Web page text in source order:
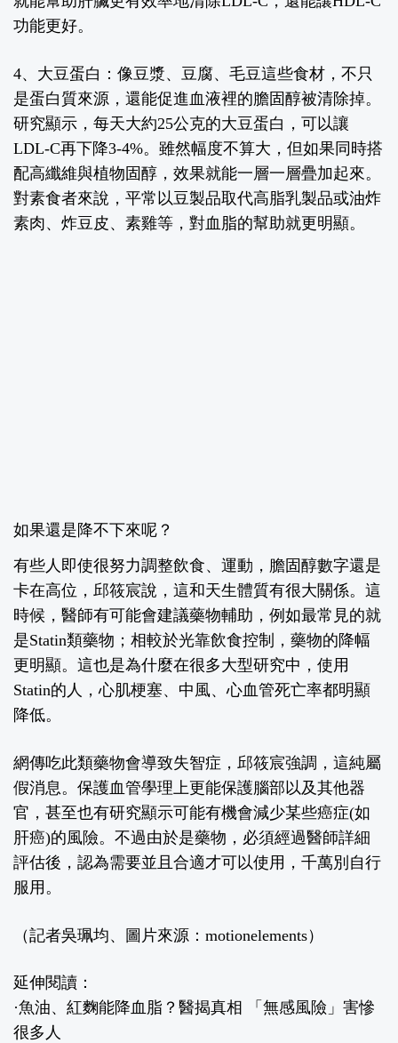
功能更好。
4、大豆蛋白： 像豆漿、豆腐、毛豆這些食材，不只
是蛋白質來源，還能促進血液裡的膽固醇被清除掉。
研究顯示，每天大約25公克的大豆蛋白，可以讓
LDL-C再下降3-4%。雖然幅度不算大，但如果同時搭
配高纖維與植物固醇，效果就能一層一層疊加起來。
對素食者來說，平常以豆製品取代高脂乳製品或油炸
素肉、炸豆皮、素雞等，對血脂的幫助就更明顯。
如果還是降不下來呢？
有些人即使很努力調整飲食、運動，膽固醇數字還是
卡在高位，邱筱宸說，這和天生體質有很大關係。這
時候，醫師有可能會建議藥物輔助，例如最常見的就
是Statin類藥物； 相較於光靠飲食控制，藥物的降幅
更明顯。這也是為什麼在很多大型研究中，使用
Statin的人，心肌梗塞、中風、心血管死亡率都明顯
降低。
網傳吃此類藥物會導致失智症，邱筱宸強調，這純屬
假消息。保護血管學理上更能保護腦部以及其他器
官，甚至也有研究顯示可能有機會減少某些癌症(如
肝癌)的風險。 不過由於是藥物，必須經過醫師詳細
評估後，認為需要並且合適才可以使用，千萬別自行
服用。
（記者吳珮均、圖片來源：motionelements）
延伸閱讀：
·魚油、紅麴能降血脂？醫揭真相 「無感風險」害慘
很多人